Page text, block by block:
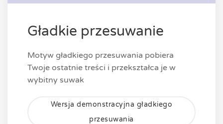
Gładkie przesuwanie
Motyw gładkiego przesuwania pobiera
Twoje ostatnie treści i przekształca je w
wybitny suwak
Wersja demonstracyjna gładkiego
przesuwania